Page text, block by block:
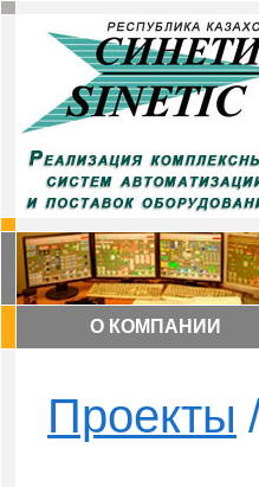
О КОМПАНИИ
Проекты